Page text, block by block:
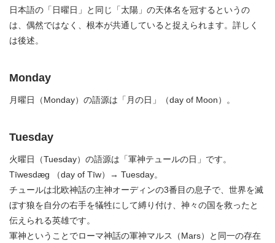
日本語の「日曜日」と同じ「太陽」の天体名を冠するというの
は、偶然ではなく、根本が共通していると捉えられます。詳しく
は後述。
Monday
月曜日（Monday）の語源は「月の日」（day of Moon）。
Tuesday
火曜日（Tuesday）の語源は「軍神テュールの日」です。
Tīwesdæg （day of Tīw）→ Tuesday。
チュールは北欧神話の主神オーディンの3番目の息子で、世界を滅
ぼす狼を自分の右手を犠牲にして縛り付け、神々の国を救ったと
伝えられる英雄です。
軍神ということでローマ神話の軍神マルス（Mars）と同一の存在